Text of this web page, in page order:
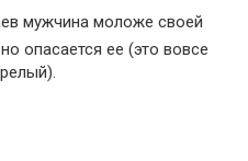
мужчина моложе своей
опасается ее (это вовсе